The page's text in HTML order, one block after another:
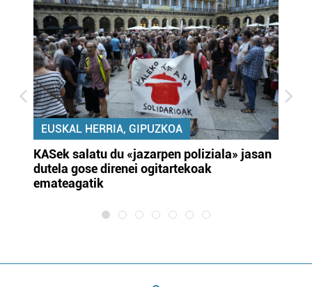
EUSKAL HERRIA, GIPUZKOA
KASek salatu du «jazarpen poliziala» jasan
dutela gose direnei ogitartekoak
emateagatik